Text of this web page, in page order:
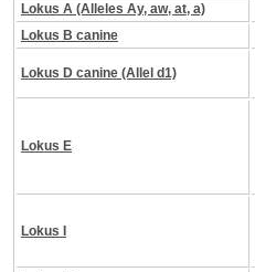
Lokus A (Alleles Ay, aw, at, a)
Lokus B canine
Lokus D canine (Allel d1)
Lokus E
Lokus I